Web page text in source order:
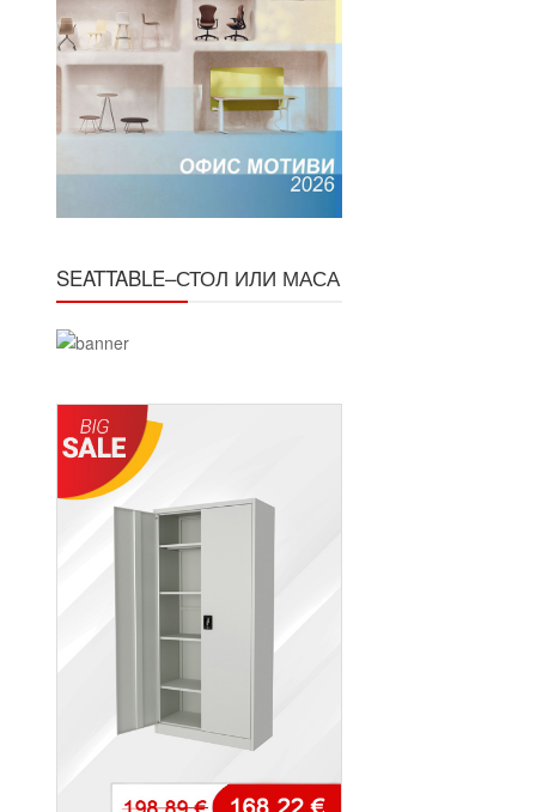
SEATTABLE–СТОЛ ИЛИ МАСА